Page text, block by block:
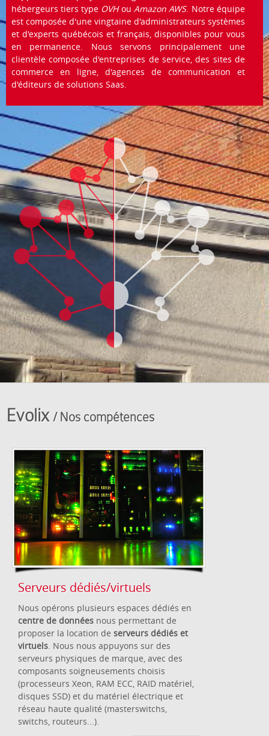
hébergeurs tiers type OVHouAmazon AWS. Notre équipe
est composée d'une vingtaine d'administrateurs systèmes
et d'experts québécois et français, disponibles pour vous
en permanence. Nous servons principalement une
clientèle composée d'entreprises de service, des sites de
commerce en ligne, d'agences de communication et
d'éditeurs de solutions Saas.
Evolix/ Nos compétences
Serveurs dédiés/virtuels
Nous opérons plusieurs espaces dédiés en
centre de données nous permettant de
proposer la location de serveurs dédiés et
virtuels. Nous nous appuyons sur des
serveurs physiques de marque, avec des
composants soigneusements choisis
(processeurs Xeon, RAM ECC, RAID matériel,
disques SSD) et du matériel électrique et
réseau haute qualité (masterswitchs,
switchs, routeurs...).